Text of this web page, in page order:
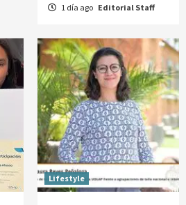
1 día ago Editorial Staff
Lifestyle